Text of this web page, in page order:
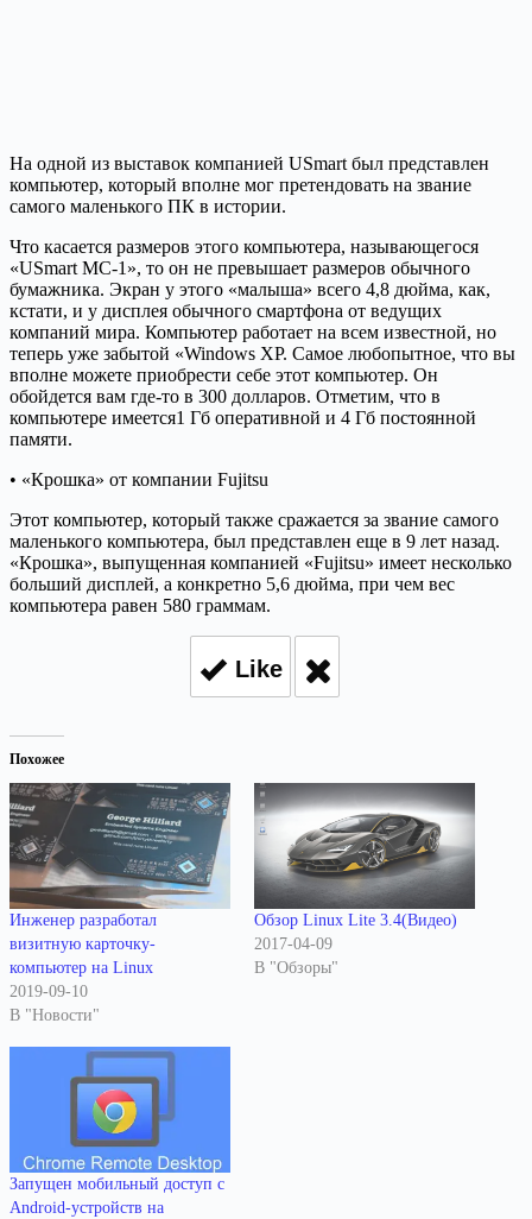
На одной из выставок компанией USmart был представлен
компьютер, который вполне мог претендовать на звание
самого маленького ПК в истории.
Что касается размеров этого компьютера, называющегося
«USmart MC-1», то он не превышает размеров обычного
бумажника. Экран у этого «малыша» всего 4,8 дюйма, как,
кстати, и у дисплея обычного смартфона от ведущих
компаний мира. Компьютер работает на всем известной, но
теперь уже забытой «Windows XP. Самое любопытное, что вы
вполне можете приобрести себе этот компьютер. Он
обойдется вам где-то в 300 долларов. Отметим, что в
компьютере имеется1 Гб оперативной и 4 Гб постоянной
памяти.
• «Крошка» от компании Fujitsu
Этот компьютер, который также сражается за звание самого
маленького компьютера, был представлен еще в 9 лет назад.
«Крошка», выпущенная компанией «Fujitsu» имеет несколько
больший дисплей, а конкретно 5,6 дюйма, при чем вес
компьютера равен 580 граммам.
Like
Похожее
Инженер разработал
визитную карточку-
компьютер на Linux
2019-09-10
В "Новости"
Обзор Linux Lite 3.4(Видео)
2017-04-09
В "Обзоры"
Запущен мобильный доступ с
Android-устройств на